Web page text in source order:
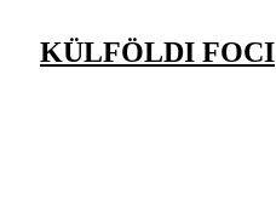
KÜLFÖLDI FOCI